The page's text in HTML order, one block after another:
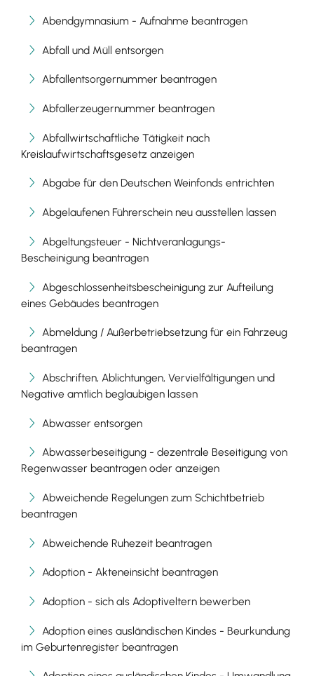
Abendgymnasium - Aufnahme beantragen
Abfall und Müll entsorgen
Abfallentsorgernummer beantragen
Abfallerzeugernummer beantragen
Abfallwirtschaftliche Tätigkeit nach
Kreislaufwirtschaftsgesetz anzeigen
Abgabe für den Deutschen Weinfonds entrichten
Abgelaufenen Führerschein neu ausstellen lassen
Abgeltungsteuer - Nichtveranlagungs-
Bescheinigung beantragen
Abgeschlossenheitsbescheinigung zur Aufteilung
eines Gebäudes beantragen
Abmeldung / Außerbetriebsetzung für ein Fahrzeug
beantragen
Abschriften, Ablichtungen, Vervielfältigungen und
Negative amtlich beglaubigen lassen
Abwasser entsorgen
Abwasserbeseitigung - dezentrale Beseitigung von
Regenwasser beantragen oder anzeigen
Abweichende Regelungen zum Schichtbetrieb
beantragen
Abweichende Ruhezeit beantragen
Adoption - Akteneinsicht beantragen
Adoption - sich als Adoptiveltern bewerben
Adoption eines ausländischen Kindes - Beurkundung
im Geburtenregister beantragen